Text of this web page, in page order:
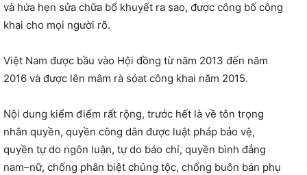
và hứa hẹn sửa chữa bổ khuyết ra sao, được công bố công
khai cho mọi người rõ.
Việt Nam được bầu vào Hội đồng từ năm 2013 đến năm
2016 và được lên mâm rà sóat công khai năm 2015.
Nội dung kiểm điểm rất rộng, trước hết là về tôn trọng
nhân quyền, quyền công dân được luật pháp bảo vệ,
quyền tự do ngôn luận, tự do báo chí, quyền bình đẳng
nam–nữ, chống phân biệt chủng tộc, chống buôn bán phụ